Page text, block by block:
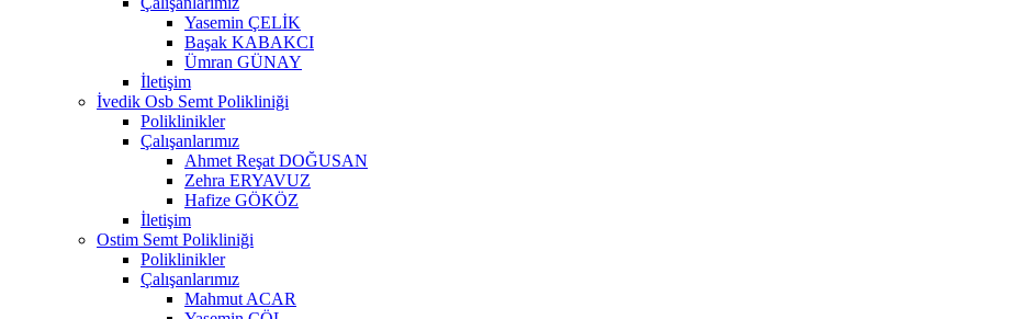
Yasemin ÇELİK
Başak KABAKCI
Ümran GÜNAY
İletişim
İvedik Osb Semt Polikliniği
Poliklinikler
Çalışanlarımız
Ahmet Reşat DOĞUSAN
Zehra ERYAVUZ
Hafize GÖKÖZ
İletişim
Ostim Semt Polikliniği
Poliklinikler
Çalışanlarımız
Mahmut ACAR